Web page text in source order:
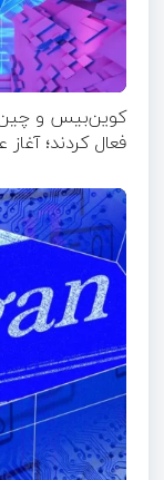
فعال کردند؛